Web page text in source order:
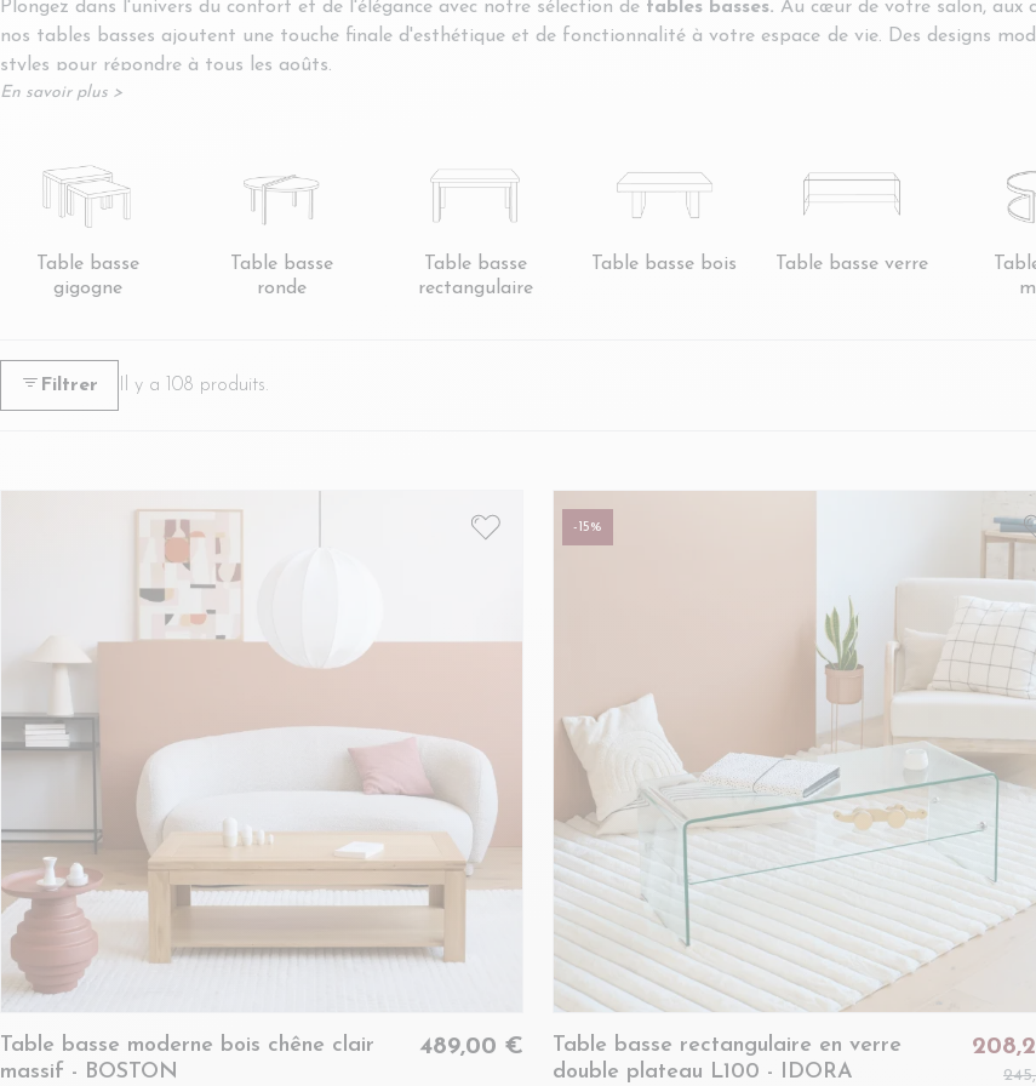
Plongez dans l'univers du confort et de l'élégance avec notre sélection de tables basses. Au cœur de votre salon, aux
nos tables basses ajoutent une touche finale d'esthétique et de fonctionnalité à votre espace de vie. Des designs
styles pour répondre à tous les goûts.
Que vous recherchiez une table basse gigogne pour maximiser l'espace, une table basse relevable pour plus de
Parcourez notre collection dedécoration et trouvez la pièce parfaite pour votre salon.
En savoir plus >
Table basse
gigogne
Table basse
ronde
Table basse
rectangulaire
Table basse bois Table basse verre
Filtrer Il y a 108 produits.
Table basse moderne bois chêne clair
massif - BOSTON
489,00 €
-15%
Table basse rectangulaire en verre
double plateau L100 - IDORA